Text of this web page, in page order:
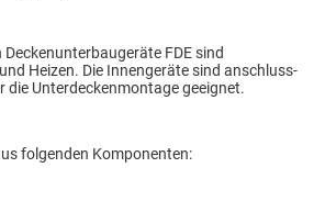
FDE sind
Heizen. Die Innengeräte sind anschluss-
die Unterdeckenmontage geeignet.
folgenden Komponenten: